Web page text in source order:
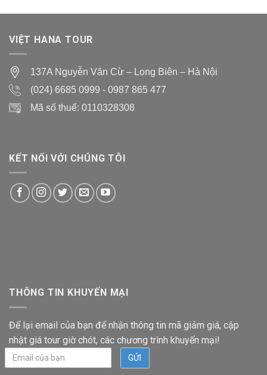
VIỆT HANA TOUR
137A Nguyễn Văn Cừ – Long Biên – Hà Nội
(024) 6685 0999 - 0987 865 477
Mã số thuế: 0110328308
KẾT NỐI VỚI CHÚNG TÔI
THÔNG TIN KHUYẾN MẠI
Để lại email của bạn để nhận thông tin mã giảm giá, cập
nhật giá tour giờ chót, các chương trình khuyến mại!
Email
của